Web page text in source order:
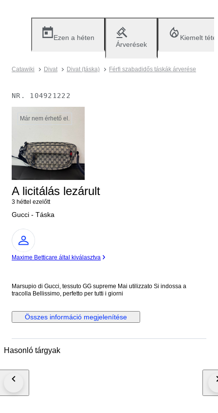
Ezen a héten
Árverések
Kiemelt
Catawiki Divat Divat (táska) Férfi szabadidős táskák árverése
NR. 104921222
Már nem érhető el.
A licitálás lezárult
3 héttel ezelőtt
Gucci - Táska
Szakértő
Maxime Betticare által kiválasztva
Marsupio di Gucci, tessuto GG supreme Mai utilizzato Si indossa a
tracolla Bellissimo, perfetto per tutti i giorni
Összes információ megjelenítése
Hasonló tárgyak